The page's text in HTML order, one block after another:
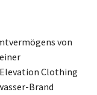
von
Clothing
Brand